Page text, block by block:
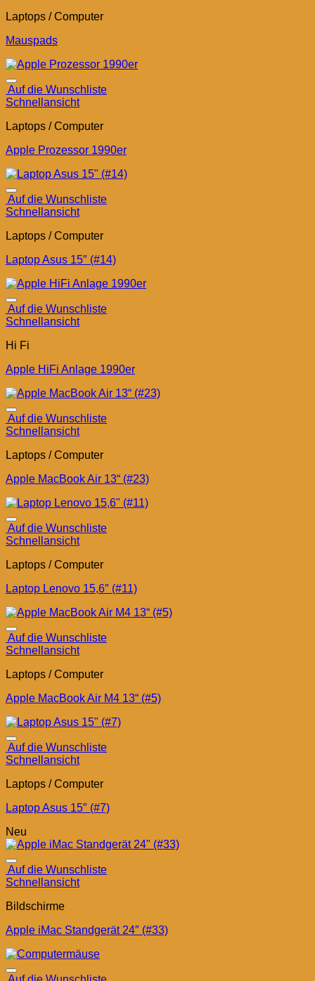
Laptops / Computer
Mauspads
Auf die Wunschliste
Schnellansicht
Laptops / Computer
Apple Prozessor 1990er
Auf die Wunschliste
Schnellansicht
Laptops / Computer
Laptop Asus 15″ (#14)
Auf die Wunschliste
Schnellansicht
Hi Fi
Apple HiFi Anlage 1990er
Auf die Wunschliste
Schnellansicht
Laptops / Computer
Apple MacBook Air 13“ (#23)
Auf die Wunschliste
Schnellansicht
Laptops / Computer
Laptop Lenovo 15,6″ (#11)
Auf die Wunschliste
Schnellansicht
Laptops / Computer
Apple MacBook Air M4 13“ (#5)
Auf die Wunschliste
Schnellansicht
Laptops / Computer
Laptop Asus 15″ (#7)
Neu
Auf die Wunschliste
Schnellansicht
Bildschirme
Apple iMac Standgerät 24″ (#33)